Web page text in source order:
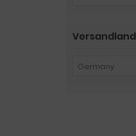
Versandland
Germany